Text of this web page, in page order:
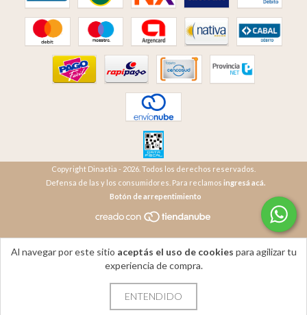
Al navegar por este sitio aceptás el uso de cookies para agilizar tu
experiencia de compra.
ENTENDIDO
Copyright Dinastia - 2026. Todos los derechos reservados.
Defensa de las y los consumidores. Para reclamos ingresá acá.
Botón de arrepentimiento